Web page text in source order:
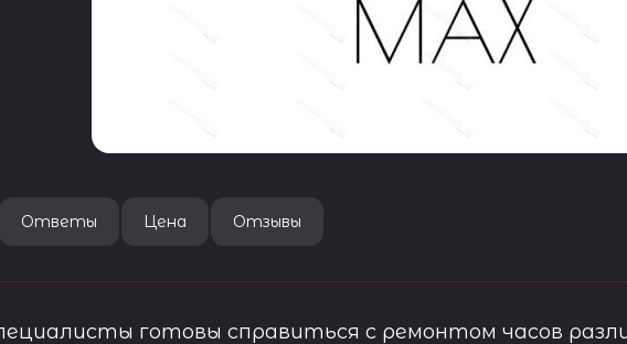
Ответы Цена Отзывы
готовы справиться с ремонтом часов